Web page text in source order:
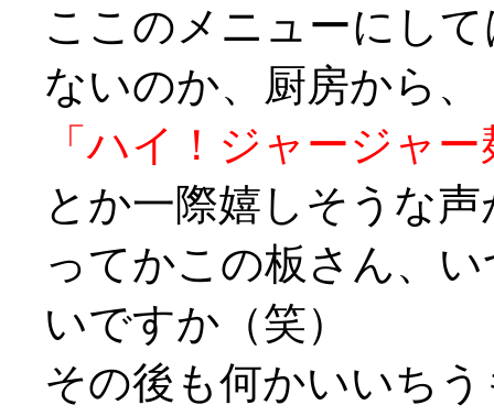
ここのメニューにし
ないのか、厨房から、
「ハイ！ジャージャ
とか一際嬉しそうな
ってかこの板さん、
いですか（笑）
その後も何かいいち